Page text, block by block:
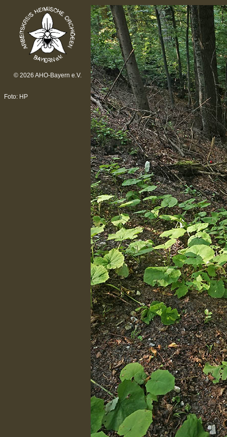
© 2026 AHO-Bayern e.V.
Foto: HP